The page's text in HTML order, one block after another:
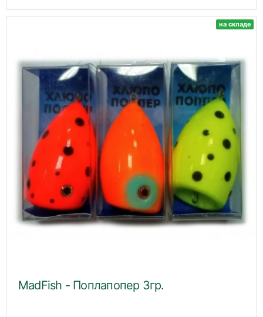
на складе
MadFish - Поплапопер 3гр.